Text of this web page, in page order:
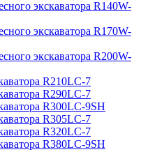
экскаватора R140W-
экскаватора R170W-
экскаватора R200W-
R210LC-7
R290LC-7
R300LC-9SH
R305LC-7
R320LC-7
R380LC-9SH